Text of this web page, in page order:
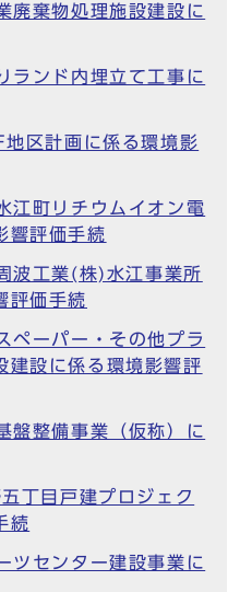
棄物処理施設建設に
ンド内埋立て工事に
区計画に係る環境影
町リチウムイオン電
響評価手続
工業(株)水江事業所
評価手続
ーパー・その他プラ
建設に係る環境影響評
整備事業（仮称）に
丁目戸建プロジェク
続
センター建設事業に